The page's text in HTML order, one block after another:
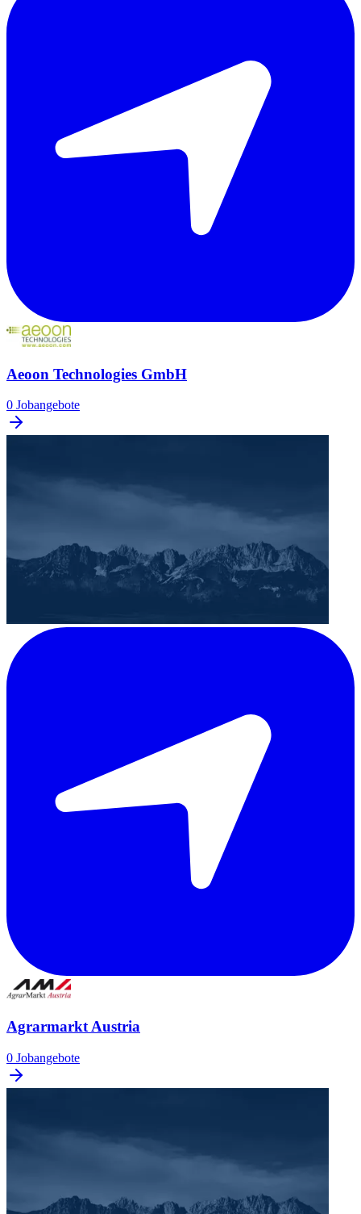
Aeoon Technologies GmbH
0 Jobangebote
Agrarmarkt Austria
0 Jobangebote